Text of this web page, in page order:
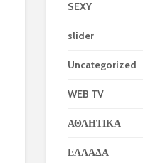
SEXY
slider
Uncategorized
WEB TV
ΑΘΛΗΤΙΚΑ
ΕΛΛΑΔΑ